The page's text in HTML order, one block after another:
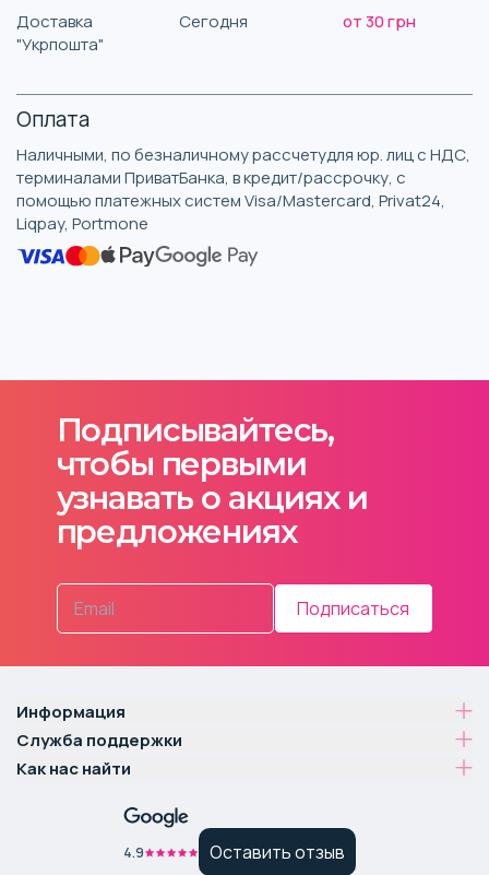
Доставка
"Укрпошта"
Сегодня от 30 грн
Оплата
Наличными, по безналичному рассчетудля юр. лиц с НДС,
терминалами ПриватБанка, в кредит/рассрочку, с
помощью платежных систем Visa/Mastercard, Privat24,
Liqpay, Portmone
Подписывайтесь,
чтобы первыми
узнавать о акциях и
предложениях
Подписаться
Информация
Служба поддержки
Как нас найти
4.9 Оставить отзыв